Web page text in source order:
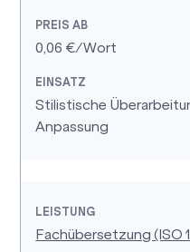
0,06 €/Wort
Stilistische
Anpassung
Fachübersetzung (ISO